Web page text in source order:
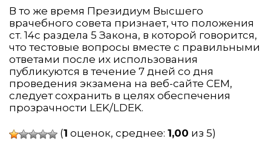
В то же время Президиум Высшего
врачебного совета признает, что положения
ст. 14с раздела 5 Закона, в которой говорится,
что тестовые вопросы вместе с правильными
ответами после их использования
публикуются в течение 7 дней со дня
проведения экзамена на веб-сайте CEM,
следует сохранить в целях обеспечения
прозрачности LEK/LDEK.
(1 оценок, среднее: 1,00 из 5)